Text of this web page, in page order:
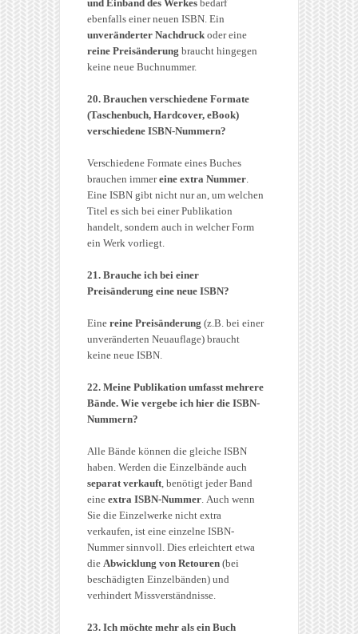
und Einband des Werkes bedarf
ebenfalls einer neuen ISBN. Ein
unveränderter Nachdruck oder eine
reine Preisänderung braucht hingegen
keine neue Buchnummer.
20. Brauchen verschiedene Formate
(Taschenbuch, Hardcover, eBook)
verschiedene ISBN-Nummern?
Verschiedene Formate eines Buches
brauchen immereine extra Nummer
Eine ISBN gibt nicht nur an, um welchen
Titel es sich bei einer Publikation
handelt, sondern auch in welcher Form
ein Werk vorliegt.
21. Brauche ich bei einer
Preisänderung eine neue ISBN?
Eine reine Preisänderung (z.B. bei einer
unveränderten Neuauflage) braucht
keine neue ISBN.
22. Meine Publikation umfasst mehrere
Bände. Wie vergebe ich hier die ISBN-
Nummern?
Alle Bände können die gleiche ISBN
haben. Werden die Einzelbände auch
separat verkauft , benötigt jeder Band
eine extra ISBN-Nummer . Auch wenn
Sie die Einzelwerke nicht extra
verkaufen, ist eine einzelne ISBN-
Nummer sinnvoll. Dies erleichtert etwa
die Abwicklung von Retouren (bei
beschädigten Einzelbänden) und
verhindert Missverständnisse.
23. Ich möchte mehr als ein Buch